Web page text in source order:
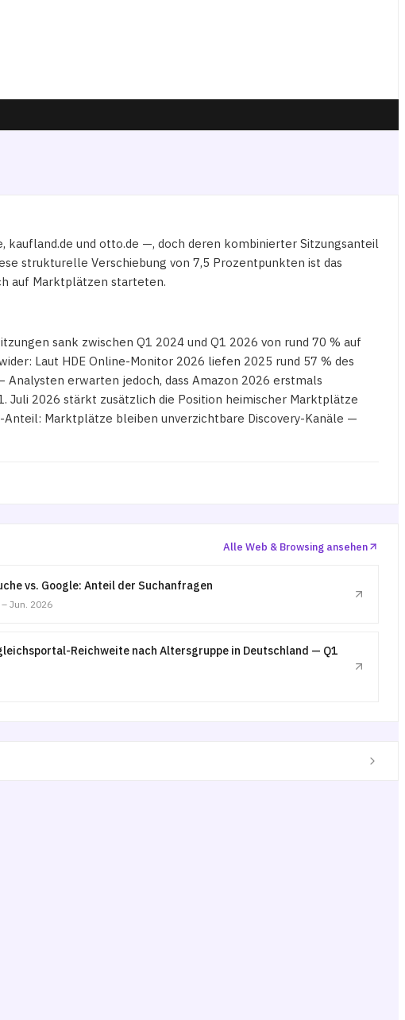
kaufland.de und otto.de —, doch deren kombinierter Sitzungsanteil
strukturelle Verschiebung von 7,5 Prozentpunkten ist das
auf Marktplätzen starteten.
sank zwischen Q1 2024 und Q1 2026 von rund 70 % auf
Laut HDE Online-Monitor 2026 liefen 2025 rund 57 % des
erwarten jedoch, dass Amazon 2026 erstmals
Juli 2026 stärkt zusätzlich die Position heimischer Marktplätze
Marktplätze bleiben unverzichtbare Discovery-Kanäle —
Alle Web & Browsing ansehen
vs. Google: Anteil der Suchanfragen
Jun. 2026
Reichweite nach Altersgruppe in Deutschland — Q1